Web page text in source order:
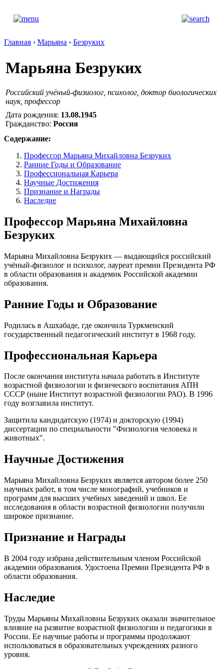
Главная › Марьяна › Безруких
Марьяна Безруких
Российский учёный-физиолог, психолог, доктор биологических
наук, профессор
Дата рождения: 13.08.1945
Гражданство: Россия
Содержание:
Профессор Марьяна Михайловна Безруких
Ранние Годы и Образование
Профессиональная Карьера
Научные Достижения
Признание и Награды
Наследие
Профессор Марьяна Михайловна
Безруких
Марьяна Михайловна Безруких — выдающийся российский
учёный-физиолог и психолог, лауреат премии Президента РФ
в области образования и академик Российской академии
образования.
Ранние Годы и Образование
Родилась в Ашхабаде, где окончила Туркменский
государственный педагогический институт в 1968 году.
Профессиональная Карьера
После окончания института начала работать в Институте
возрастной физиологии и физического воспитания АПН
СССР (ныне Институт возрастной физиологии РАО). В 1996
году возглавила институт.
Защитила кандидатскую (1974) и докторскую (1994)
диссертации по специальности "Физиология человека и
животных".
Научные Достижения
Марьяна Михайловна Безруких является автором более 250
научных работ, в том числе монографий, учебников и
программ для высших учебных заведений и школ. Ее
исследования в области возрастной физиологии получили
широкое признание.
Признание и Награды
В 2004 году избрана действительным членом Российской
академии образования. Удостоена Премии Президента РФ в
области образования.
Наследие
Труды Марьяны Михайловны Безруких оказали значительное
влияние на развитие возрастной физиологии и педагогики в
России. Ее научные работы и программы продолжают
использоваться в образовательных учреждениях разного
уровня.